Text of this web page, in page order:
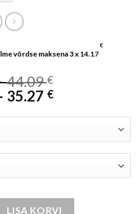
võrdse maksena 3 x 14.17
€
44.09€
44.09 €
35.27 €Price
through
35.27 €
dekoratiivsete lukuga kogus
LISA KORVI